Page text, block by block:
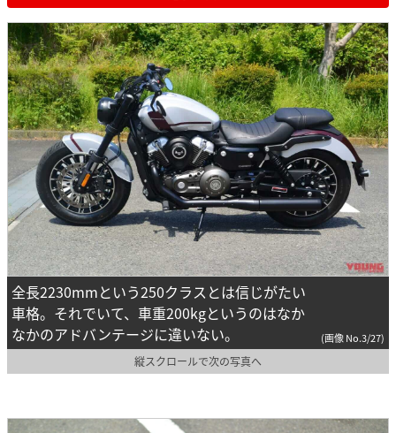
全長2230mmという250クラスとは信じがたい
車格。それでいて、車重200kgというのはなか
なかのアドバンテージに違いない。
(画像 No.3/27)
縦スクロールで次の写真へ